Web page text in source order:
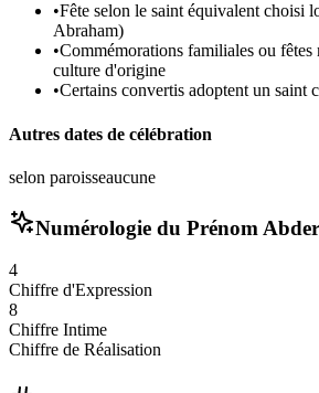
•Fête selon le saint équivalent choisi
Abraham)
•Commémorations familiales ou fêtes
culture d'origine
•Certains convertis adoptent un saint
Autres dates de célébration
selon paroisseaucune
Numérologie du Prénom
4
Chiffre d'Expression
8
Chiffre Intime
Chiffre de Réalisation